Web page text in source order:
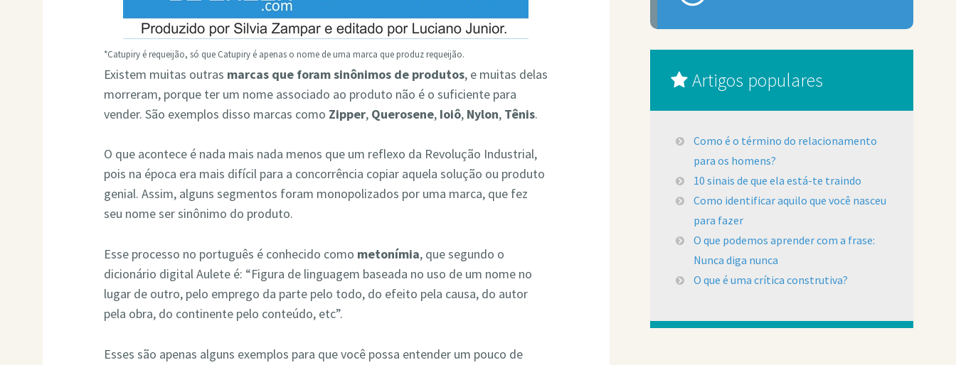
*Catupiry é requeijão, só que Catupiry é apenas o nome de uma marca que produz requeijão.
Existem muitas outras marcas que foram sinônimos de produtos, e muitas delas
morreram, porque ter um nome associado ao produto não é o suficiente para
vender. São exemplos disso marcas como Zipper, Querosene, Ioiô, Nylon, Tênis.
O que acontece é nada mais nada menos que um reflexo da Revolução Industrial,
pois na época era mais difícil para a concorrência copiar aquela solução ou produto
genial. Assim, alguns segmentos foram monopolizados por uma marca, que fez
seu nome ser sinônimo do produto.
Esse processo no português é conhecido como metonímia, que segundo o
dicionário digital Aulete é: “Figura de linguagem baseada no uso de um nome no
lugar de outro, pelo emprego da parte pelo todo, do efeito pela causa, do autor
pela obra, do continente pelo conteúdo, etc”.
Esses são apenas alguns exemplos para que você possa entender um pouco de
Artigos populares
Como é o término do relacionamento
para os homens?
10 sinais de que ela está-te traindo
Como identificar aquilo que você nasceu
para fazer
O que podemos aprender com a frase:
Nunca diga nunca
O que é uma crítica construtiva?